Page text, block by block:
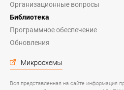
Организационные вопросы
Библиотека
Программное обеспечение
Обновления
Микросхемы
Вся представленная на сайте информация